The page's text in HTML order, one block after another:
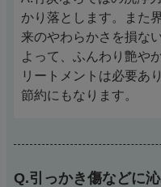
かり落とします。また
来のやわらかさを損な
よって、ふんわり艶や
リートメントは必要あ
節約にもなります。
Q.引っかき傷などに